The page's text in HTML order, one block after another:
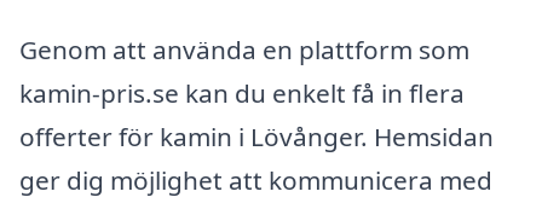
Genom att använda en plattform som
kamin-pris.se kan du enkelt få in flera
offerter för kamin i Lövånger. Hemsidan
ger dig möjlighet att kommunicera med